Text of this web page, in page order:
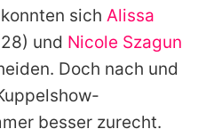
sich Alissa
und Nicole Szagun
Doch nach und
besser zurecht.